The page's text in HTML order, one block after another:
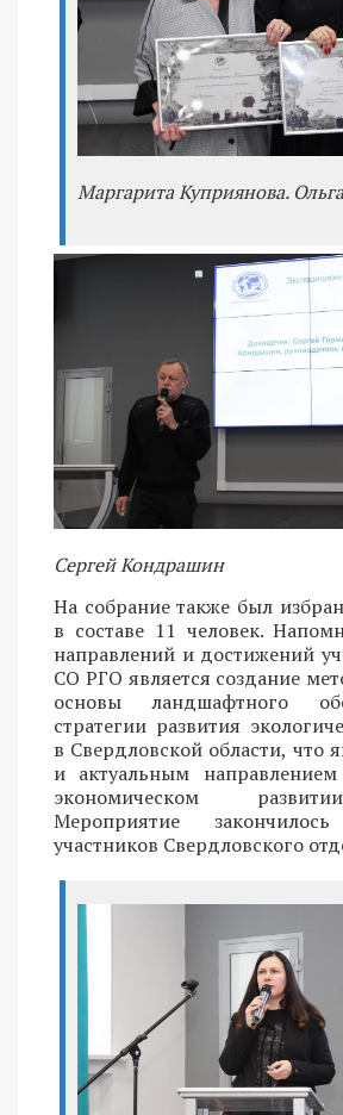
Маргарита Куприянова.
Сергей Кондрашин
На собрание также был
в составе 11 человек.
направлений и достижений
СО РГО является создание
основы ландшафтного
стратегии развития
в Свердловской области, что
и актуальным
экономическом
Мероприятие
участников Свердловского